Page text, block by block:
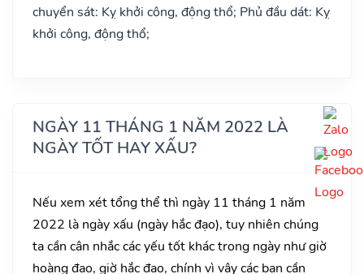
chuyển sát: Kỵ khởi công, động thổ; Phủ đầu dát: Kỵ
khởi công, động thổ;
NGÀY 11 THÁNG 1 NĂM 2022 LÀ
NGÀY TỐT HAY XẤU?
Nếu xem xét tổng thể thì ngày 11 tháng 1 năm
2022 là ngày xấu (ngày hắc đạo), tuy nhiên chúng
ta cần cân nhắc các yếu tốt khác trong ngày như giờ
hoàng đạo, giờ hắc đạo, chính vì vậy các bạn cần